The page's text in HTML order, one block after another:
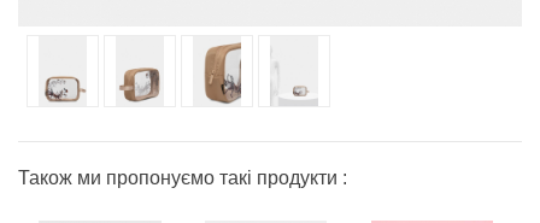
Також ми пропонуємо такі продукти :